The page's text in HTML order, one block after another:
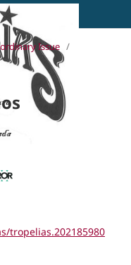
Issue /
tropelias.202185980